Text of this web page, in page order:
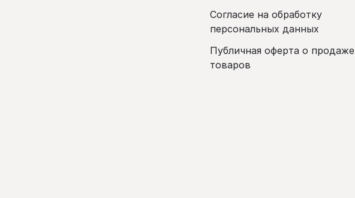
Согласие на обработку
персональных данных
Публичная оферта о продаже
товаров